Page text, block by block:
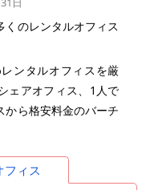
くのレンタルオフィス
ンタルオフィスを厳
ェアオフィス、1人で
から格安料金のバーチ
フィス